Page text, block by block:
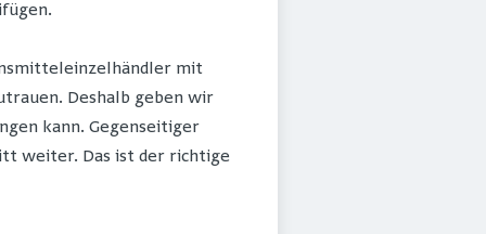
mit
Deshalb geben wir
kann. Gegenseitiger
weiter. Das ist der richtige